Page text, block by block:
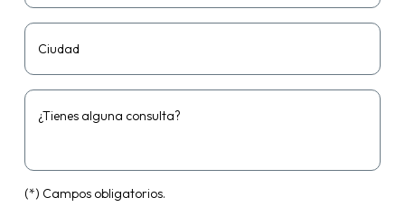
Ciudad
¿Tienes alguna consulta?
(*) Campos obligatorios.